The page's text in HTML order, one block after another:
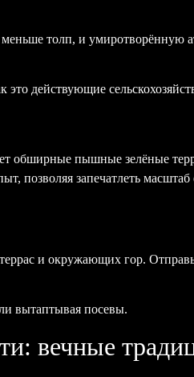
меньше толп, и
это действующие
пышные зелёные
позволяя запечатлеть
и окружающих гор.
вытаптывая посевы.
вечные